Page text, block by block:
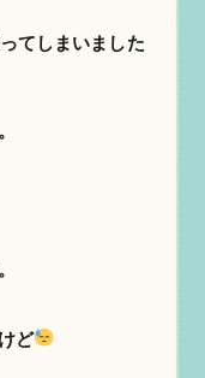
てしまいました
ど